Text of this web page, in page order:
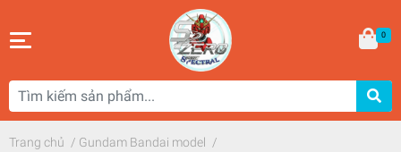
0
Trang chủ / Gundam Bandai model /